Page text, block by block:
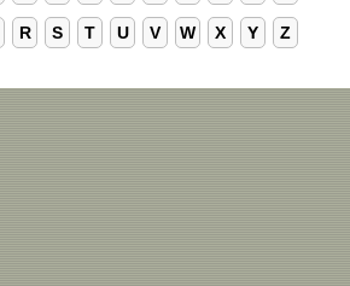
R S T U V W X Y Z